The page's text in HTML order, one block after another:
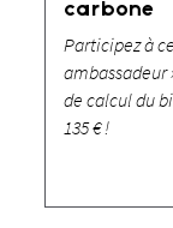
carbone
Participez à
ambassadeur
de calcul du
135 € !